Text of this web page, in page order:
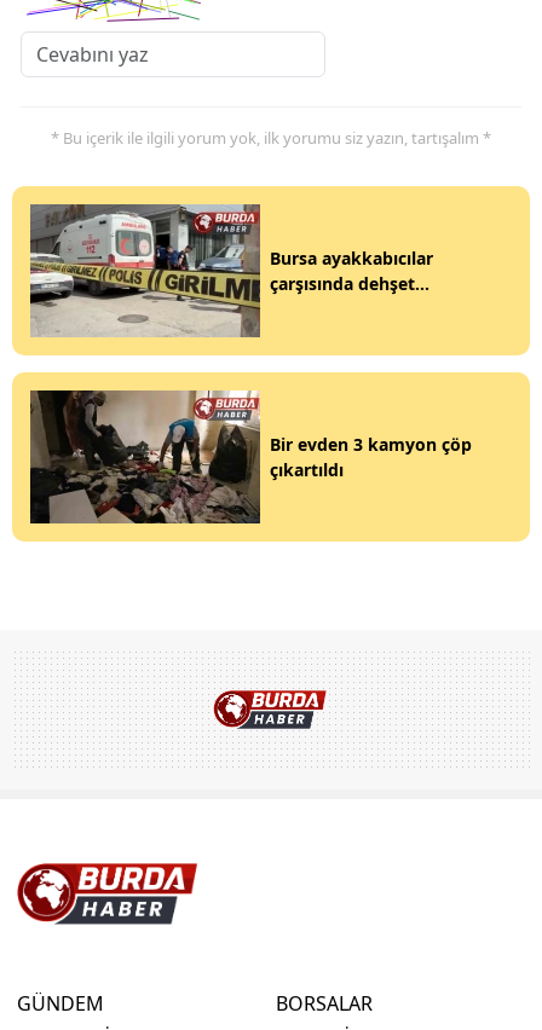
* Bu içerik ile ilgili yorum yok, ilk yorumu siz yazın, tartışalım *
Bursa ayakkabıcılar
çarşısında dehşet...
Bir evden 3 kamyon çöp
çıkartıldı
GÜNDEM
BORSALAR